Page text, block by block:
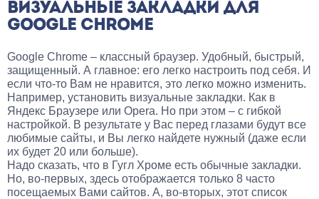
ВИЗУАЛЬНЫЕ ЗАКЛАДКИ ДЛЯ
GOOGLE CHROME
Google Chrome – классный браузер. Удобный, быстрый,
защищенный. А главное: его легко настроить под себя. И
если что-то Вам не нравится, это легко можно изменить.
Например, установить визуальные закладки. Как в
Яндекс Браузере или Opera. Но при этом – с гибкой
настройкой. В результате у Вас перед глазами будут все
любимые сайты, и Вы легко найдете нужный (даже если
их будет 20 или больше).
Надо сказать, что в Гугл Хроме есть обычные закладки.
Но, во-первых, здесь отображается только 8 часто
посещаемых Вами сайтов. А, во-вторых, этот список